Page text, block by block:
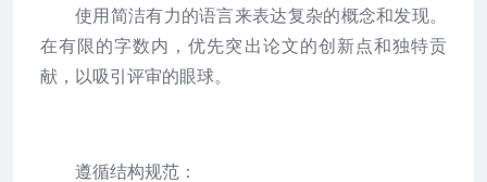
使用简洁有力的语言来表达复杂的概念和发现。
在有限的字数内，优先突出论文的创新点和独特贡
献，以吸引评审的眼球。
遵循结构规范：